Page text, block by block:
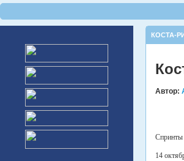
КОСТА-
Автор:
Спринты
14